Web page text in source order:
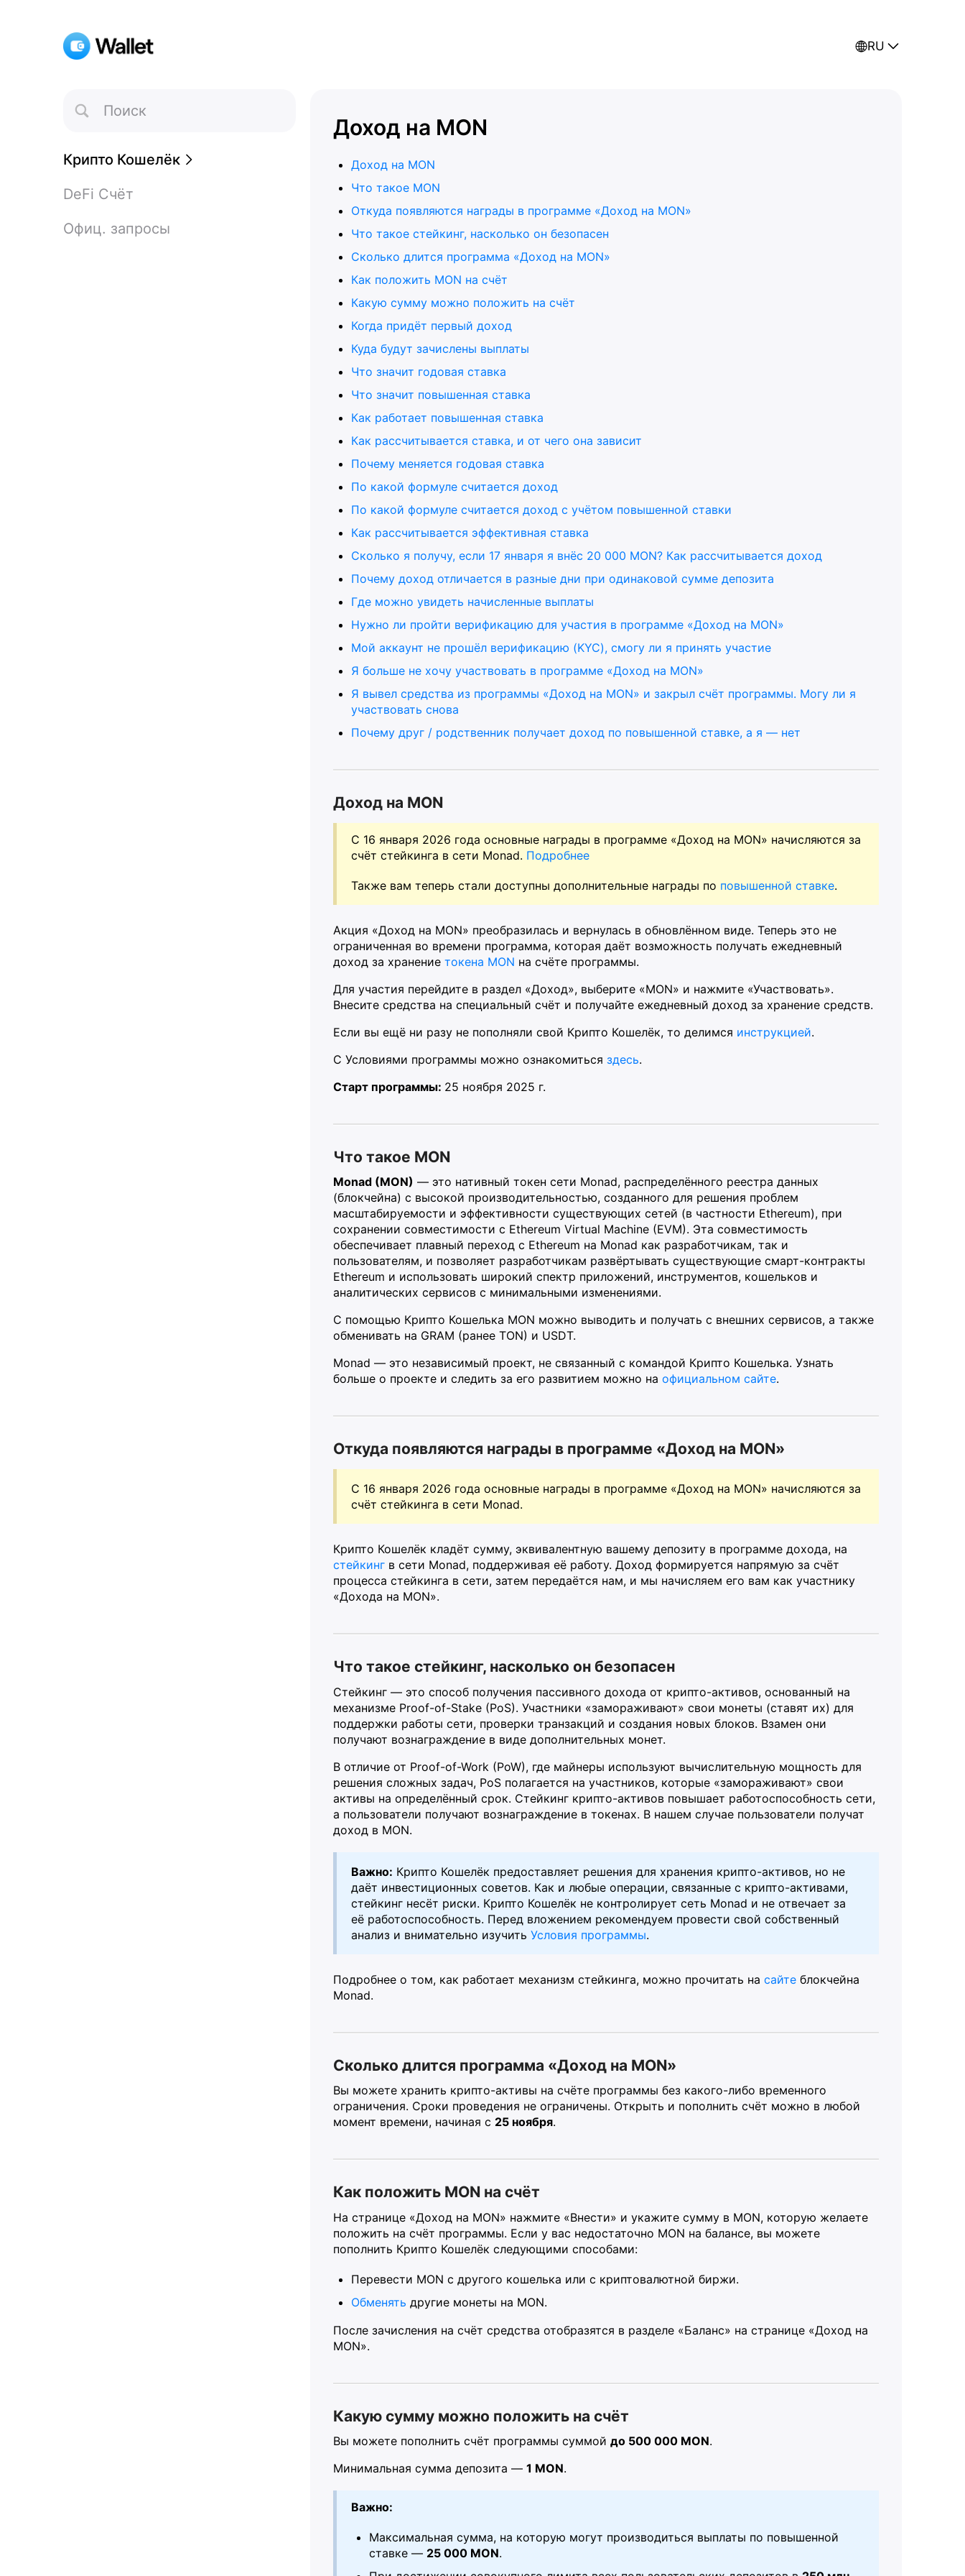
RU
Доход на MON
Доход на MON
Что такое MON
Откуда появляются награды в программе «Доход на MON»
Что такое стейкинг, насколько он безопасен
Сколько длится программа «Доход на MON»
Как положить MON на счёт
Какую сумму можно положить на счёт
Когда придёт первый доход
Куда будут зачислены выплаты
Что значит годовая ставка
Что значит повышенная ставка
Как работает повышенная ставка
Как рассчитывается ставка, и от чего она зависит
Почему меняется годовая ставка
По какой формуле считается доход
По какой формуле считается доход с учётом повышенной ставки
Как рассчитывается эффективная ставка
Сколько я получу, если 17 января я внёс 20 000 MON? Как рассчитывается доход
Почему доход отличается в разные дни при одинаковой сумме депозита
Где можно увидеть начисленные выплаты
Нужно ли пройти верификацию для участия в программе «Доход на MON»
Мой аккаунт не прошёл верификацию (KYC), смогу ли я принять участие
Я больше не хочу участвовать в программе «Доход на MON»
Я вывел средства из программы «Доход на MON» и закрыл счёт программы. Могу ли я
участвовать снова
Почему друг / родственник получает доход по повышенной ставке, а я — нет
Доход на MON
С 16 января 2026 года основные награды в программе «Доход на MON» начисляются за
счёт стейкинга в сети Monad. Подробнее
Также вам теперь стали доступны дополнительные награды по повышенной ставке.
Акция «Доход на MON» преобразилась и вернулась в обновлённом виде. Теперь это не
ограниченная во времени программа, которая даёт возможность получать ежедневный
доход за хранение токена MON на счёте программы.
Для участия перейдите в раздел «Доход», выберите «MON» и нажмите «Участвовать».
Внесите средства на специальный счёт и получайте ежедневный доход за хранение средств.
Если вы ещё ни разу не пополняли свой Крипто Кошелёк, то делимся инструкцией.
С Условиями программы можно ознакомиться здесь.
Старт программы: 25 ноября 2025 г.
Что такое MON
Monad (MON) — это нативный токен сети Monad, распределённого реестра данных
(блокчейна) с высокой производительностью, созданного для решения проблем
масштабируемости и эффективности существующих сетей (в частности Ethereum), при
сохранении совместимости с Ethereum Virtual Machine (EVM). Эта совместимость
обеспечивает плавный переход с Ethereum на Monad как разработчикам, так и
пользователям, и позволяет разработчикам развёртывать существующие смарт-контракты
Ethereum и использовать широкий спектр приложений, инструментов, кошельков и
аналитических сервисов с минимальными изменениями.
С помощью Крипто Кошелька MON можно выводить и получать с внешних сервисов, а также
обменивать на GRAM (ранее TON) и USDT.
Monad — это независимый проект, не связанный с командой Крипто Кошелька. Узнать
больше о проекте и следить за его развитием можно на официальном сайте.
Откуда появляются награды в программе «Доход на MON»
С 16 января 2026 года основные награды в программе «Доход на MON» начисляются за
счёт стейкинга в сети Monad.
Крипто Кошелёк кладёт сумму, эквивалентную вашему депозиту в программе дохода, на
стейкинг в сети Monad, поддерживая её работу. Доход формируется напрямую за счёт
процесса стейкинга в сети, затем передаётся нам, и мы начисляем его вам как участнику
«Дохода на MON».
Что такое стейкинг, насколько он безопасен
Стейкинг — это способ получения пассивного дохода от крипто-активов, основанный на
механизме Proof-of-Stake (PoS). Участники «замораживают» свои монеты (ставят их) для
поддержки работы сети, проверки транзакций и создания новых блоков. Взамен они
получают вознаграждение в виде дополнительных монет.
В отличие от Proof-of-Work (PoW), где майнеры используют вычислительную мощность для
решения сложных задач, PoS полагается на участников, которые «замораживают» свои
активы на определённый срок. Стейкинг крипто-активов повышает работоспособность сети,
а пользователи получают вознаграждение в токенах. В нашем случае пользователи получат
доход в MON.
Важно: Крипто Кошелёк предоставляет решения для хранения крипто-активов, но не
даёт инвестиционных советов. Как и любые операции, связанные с крипто-активами,
стейкинг несёт риски. Крипто Кошелёк не контролирует сеть Monad и не отвечает за
её работоспособность. Перед вложением рекомендуем провести свой собственный
анализ и внимательно изучить Условия программы.
Подробнее о том, как работает механизм стейкинга, можно прочитать на сайте блокчейна
Monad.
Сколько длится программа «Доход на MON»
Вы можете хранить крипто-активы на счёте программы без какого-либо временного
ограничения. Сроки проведения не ограничены. Открыть и пополнить счёт можно в любой
момент времени, начиная с 25 ноября.
Как положить MON на счёт
На странице «Доход на MON» нажмите «Внести» и укажите сумму в MON, которую желаете
положить на счёт программы. Если у вас недостаточно MON на балансе, вы можете
пополнить Крипто Кошелёк следующими способами:
Перевести MON с другого кошелька или с криптовалютной биржи.
Обменять другие монеты на MON.
После зачисления на счёт средства отобразятся в разделе «Баланс» на странице «Доход на
MON».
Какую сумму можно положить на счёт
Вы можете пополнить счёт программы суммой до 500 000 MON.
Минимальная сумма депозита — 1 MON.
Важно:
Максимальная сумма, на которую могут производиться выплаты по повышенной
ставке — 25 000 MON.
Toggle
Search
Крипто Кошелёк
DeFi Счёт
Офиц. запросы